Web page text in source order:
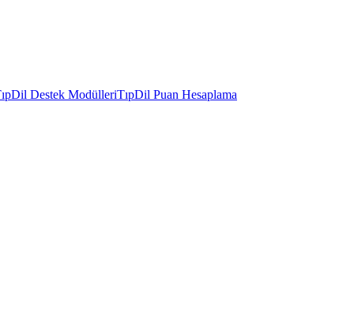
Destek ModülleriTıpDil Puan Hesaplama